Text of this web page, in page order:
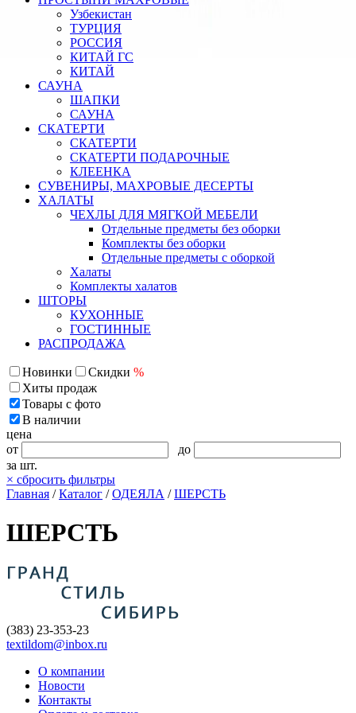
Узбекистан
ТУРЦИЯ
РОССИЯ
КИТАЙ ГС
КИТАЙ
САУНА
ШАПКИ
САУНА
СКАТЕРТИ
СКАТЕРТИ
СКАТЕРТИ ПОДАРОЧНЫЕ
КЛЕЕНКА
СУВЕНИРЫ, МАХРОВЫЕ ДЕСЕРТЫ
ХАЛАТЫ
ЧЕХЛЫ ДЛЯ МЯГКОЙ МЕБЕЛИ
Отдельные предметы без оборки
Комплекты без оборки
Отдельные предметы с оборкой
Халаты
Комплекты халатов
ШТОРЫ
КУХОННЫЕ
ГОСТИННЫЕ
РАСПРОДАЖА
Новинки Скидки %
Хиты продаж
Товары с фото
В наличии
цена
от
до
за шт.
× сбросить фильтры
Главная /Каталог /ОДЕЯЛА /ШЕРСТЬ
ШЕРСТЬ
(383) 23-353-23
textildom@inbox.ru
О компании
Новости
Контакты